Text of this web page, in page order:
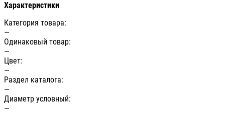
Характеристики
Категория товара:
—
Одинаковый товар:
—
Цвет:
—
Раздел каталога:
—
Диаметр условный:
—